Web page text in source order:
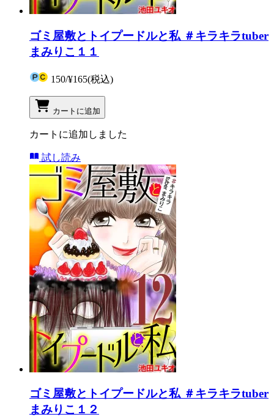
ゴミ屋敷とトイプードルと私 ＃キラキラtuber
まみりこ１１
150/¥165(税込)
カートに追加
カートに追加しました
試し読み
ゴミ屋敷とトイプードルと私 ＃キラキラtuber
まみりこ１２